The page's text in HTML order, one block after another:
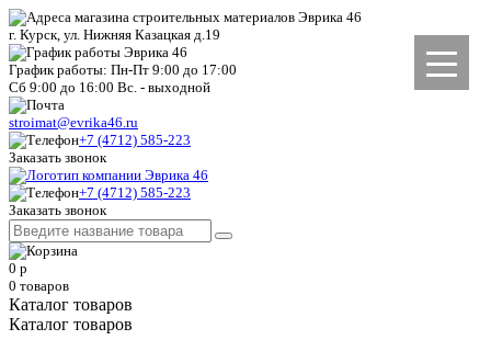
г. Курск, ул. Нижняя Казацкая д.19
График работы: Пн-Пт 9:00 до 17:00
Сб 9:00 до 16:00 Вс. - выходной
stroimat@evrika46.ru
+7 (4712) 585-223
Заказать звонок
+7 (4712) 585-223
Заказать звонок
0 р
0 товаров
Каталог товаров
Каталог товаров